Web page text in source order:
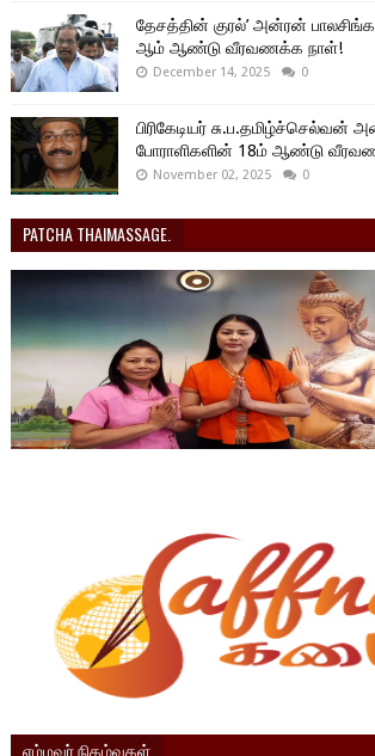
தேசத்தின் குரல்’ அன்ரன்
ஆம் ஆண்டு வீரவணக்க நாள்!
December 14, 2025 0
பிரிகேடியர்
போராளிகளின் 18ம் ஆண்டு
November 02, 2025 0
PATCHA THAIMASSAGE.
எம்மவர் நிகழ்வுகள்